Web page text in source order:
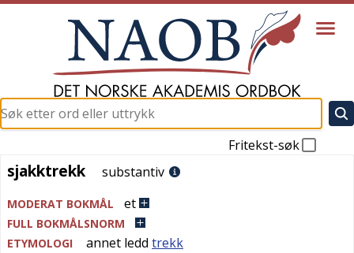
Fritekst-søk
sjakktrekk
sjakktrekk substantiv
MODERAT BOKMÅL et
FULL BOKMÅLSNORM
ETYMOLOGI
annet ledd trekk